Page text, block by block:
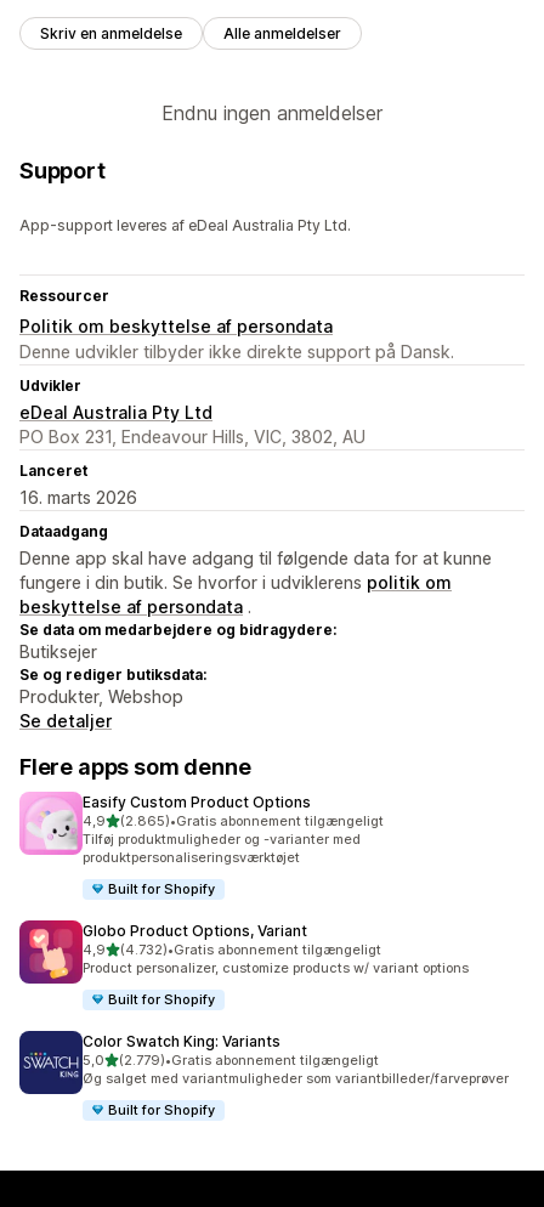
Skriv en anmeldelse Alle anmeldelser
Endnu ingen anmeldelser
Support
App-support leveres af eDeal Australia Pty Ltd.
Ressourcer
Politik om beskyttelse af persondata
Denne udvikler tilbyder ikke direkte support på Dansk.
Udvikler
eDeal Australia Pty Ltd
PO Box 231, Endeavour Hills, VIC, 3802, AU
Lanceret
16. marts 2026
Dataadgang
Denne app skal have adgang til følgende data for at kunne
fungere i din butik. Se hvorfor i udviklerens politik om
beskyttelse af persondata .
Se data om medarbejdere og bidragydere:
Butiksejer
Se og rediger butiksdata:
Produkter, Webshop
Se detaljer
Flere apps som denne
Easify Custom Product Options
4,9ud af 5 stjerner
(2.865)
2865 anmeldelser i alt
•Gratis abonnement tilgængeligt
Tilføj produktmuligheder og -varianter med
produktpersonaliseringsværktøjet
Built for Shopify
Globo Product Options, Variant
4,9ud af 5 stjerner
(4.732)
4732 anmeldelser i alt
•Gratis abonnement tilgængeligt
Product personalizer, customize products w/ variant options
Built for Shopify
Color Swatch King: Variants
5,0ud af 5 stjerner
(2.779)
2779 anmeldelser i alt
•Gratis abonnement tilgængeligt
Øg salget med variantmuligheder som variantbilleder/farveprøver
Built for Shopify